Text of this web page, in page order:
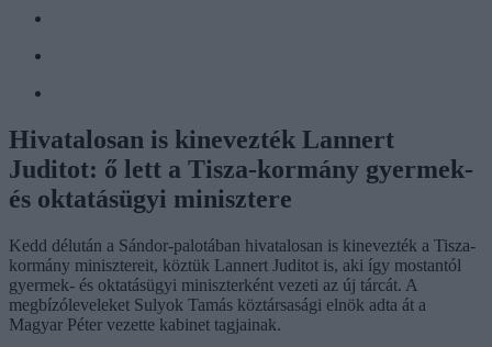
Hivatalosan is kinevezték Lannert
Juditot: ő lett a Tisza-kormány gyermek-
és oktatásügyi minisztere
Kedd délután a Sándor-palotában hivatalosan is kinevezték a Tisza-
kormány minisztereit, köztük Lannert Juditot is, aki így mostantól
gyermek- és oktatásügyi miniszterként vezeti az új tárcát. A
megbízóleveleket Sulyok Tamás köztársasági elnök adta át a
Magyar Péter vezette kabinet tagjainak.